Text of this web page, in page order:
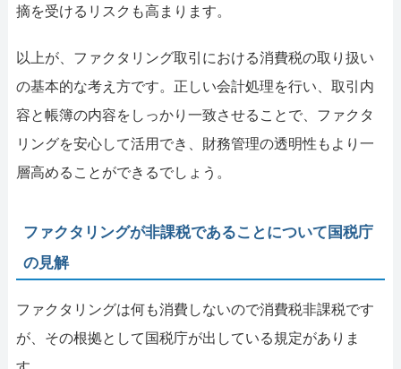
摘を受けるリスクも高まります。
以上が、ファクタリング取引における消費税の取り扱い
の基本的な考え方です。正しい会計処理を行い、取引内
容と帳簿の内容をしっかり一致させることで、ファクタ
リングを安心して活用でき、財務管理の透明性もより一
層高めることができるでしょう。
ファクタリングが非課税であることについて国税庁
の見解
ファクタリングは何も消費しないので消費税非課税です
が、その根拠として国税庁が出している規定がありま